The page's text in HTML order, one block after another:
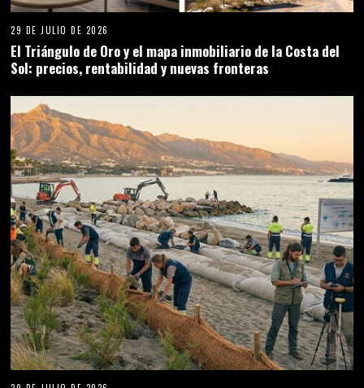
29 DE JULIO DE 2026
El Triángulo de Oro y el mapa inmobiliario de la Costa del
Sol: precios, rentabilidad y nuevas fronteras